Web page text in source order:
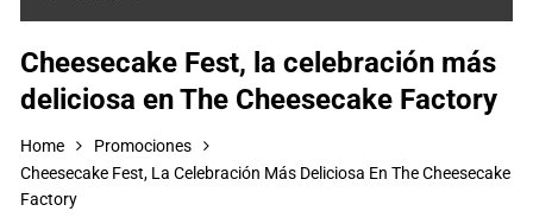
Cheesecake Fest, la celebración más
deliciosa en The Cheesecake Factory
Home
Promociones
Cheesecake Fest, La Celebración Más Deliciosa En The Cheesecake
Factory